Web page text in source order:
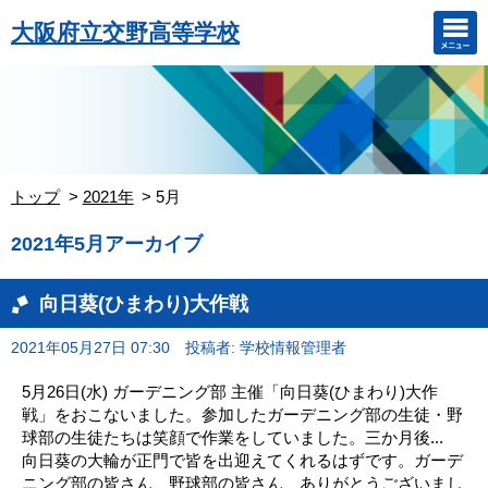
大阪府立交野高等学校
トップ 2021年 5月
2021年5月アーカイブ
向日葵(ひまわり)大作戦
2021年05月27日 07:30 投稿者: 学校情報管理者
5月26日(水) ガーデニング部 主催「向日葵(ひまわり)大作
戦」をおこないました。参加したガーデニング部の生徒・野
球部の生徒たちは笑顔で作業をしていました。三か月後...
向日葵の大輪が正門で皆を出迎えてくれるはずです。ガーデ
ニング部の皆さん、野球部の皆さん、ありがとうございまし